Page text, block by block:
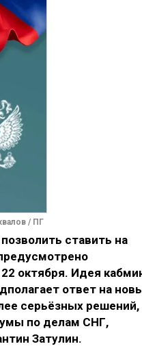
/ ПГ
ставить на
октября. Идея
ответ на
серьёзных решений,
по делам СНГ,
Затулин.